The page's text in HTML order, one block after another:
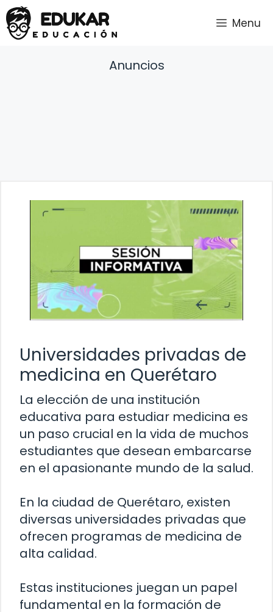
Saltar
al
contenido
Menu
Anuncios
Universidades privadas de
medicina en Querétaro
La elección de una institución
educativa para estudiar medicina es
un paso crucial en la vida de muchos
estudiantes que desean embarcarse
en el apasionante mundo de la salud.
En la ciudad de Querétaro, existen
diversas universidades privadas que
ofrecen programas de medicina de
alta calidad.
Estas instituciones juegan un papel
fundamental en la formación de